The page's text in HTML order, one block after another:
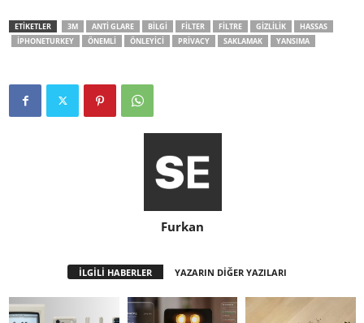
ETİKETLER 3M ANTI GLARE BILGI FILTER FILTRE GIZLILIK
HASSAS
IPHONETURKEY
ÖNEMLI ÖNLEYICI PRIVACY SAKLAMAK YANSIMA
Furkan
İLGİLİ HABERLER YAZARIN DİĞER YAZILARI